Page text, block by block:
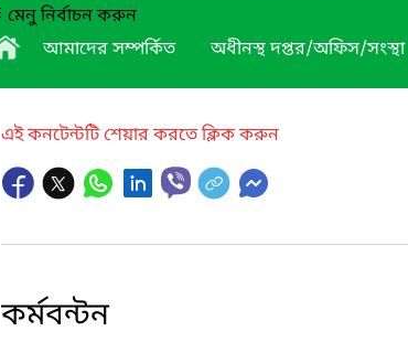
মেনু নির্বাচন করুন
আমাদের সম্পর্কিত
অধীনস্থ দপ্তর/অফিস/সংস্থা
এই কনটেন্টটি শেয়ার করতে ক্লিক করুন
কর্মবন্টন